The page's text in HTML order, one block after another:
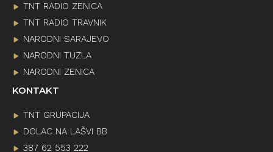
TNT RADIO ZENICA
TNT RADIO TRAVNIK
NARODNI SARAJEVO
NARODNI TUZLA
NARODNI ZENICA
KONTAKT
TNT GRUPACIJA
DOLAC NA LAŠVI BB
387 62 553 222